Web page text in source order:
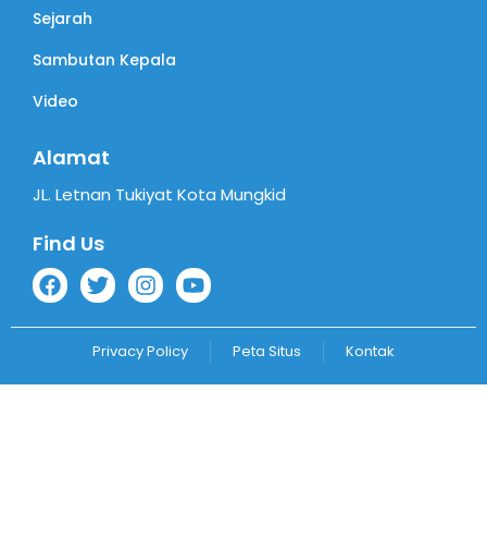
Sejarah
Sambutan Kepala
Video
Alamat
JL. Letnan Tukiyat Kota Mungkid
Find Us
Privacy Policy Peta Situs Kontak